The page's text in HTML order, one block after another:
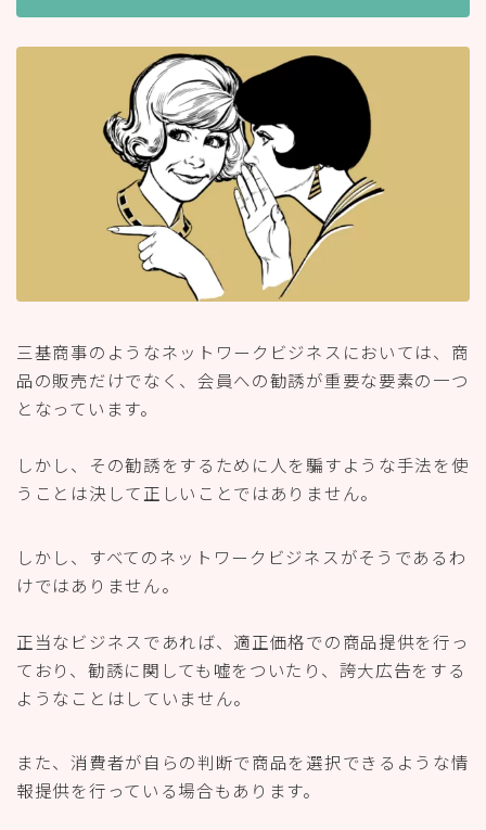
三基商事のようなネットワークビジネスにおいては、商
品の販売だけでなく、会員への勧誘が重要な要素の一つ
となっています。
しかし、その勧誘をするために人を騙すような手法を使
うことは決して正しいことではありません。
しかし、すべてのネットワークビジネスがそうであるわ
けではありません。
正当なビジネスであれば、適正価格での商品提供を行っ
ており、勧誘に関しても嘘をついたり、誇大広告をする
ようなことはしていません。
また、消費者が自らの判断で商品を選択できるような情
報提供を行っている場合もあります。